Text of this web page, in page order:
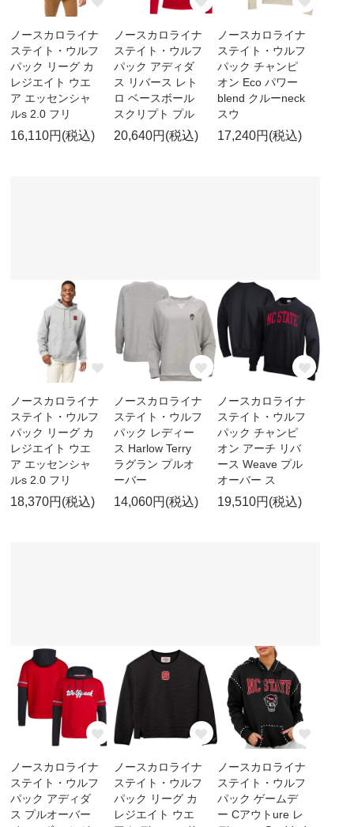
ノースカロライナ
ステイト・ウルフ
パック リーグ カ
レジエイト ウエ
ア エッセンシャ
ルs 2.0 フリ
16,110円(税込)
ノースカロライナ
ステイト・ウルフ
パック アディダ
ス リバース レト
ロ ベースボール
スクリプト プル
20,640円(税込)
ノースカロライナ
ステイト・ウルフ
パック チャンピ
オン Eco パワー
blend クルーneck
スウ
17,240円(税込)
ノースカロライナ
ステイト・ウルフ
パック リーグ カ
レジエイト ウエ
ア エッセンシャ
ルs 2.0 フリ
18,370円(税込)
ノースカロライナ
ステイト・ウルフ
パック レディー
ス Harlow Terry
ラグラン プルオ
ーバー
14,060円(税込)
ノースカロライナ
ステイト・ウルフ
パック チャンピ
オン アーチ リバ
ース Weave プル
オーバー ス
19,510円(税込)
ノースカロライナ
ステイト・ウルフ
パック アディダ
ス プルオーバー
ノースカロライナ
ステイト・ウルフ
パック リーグ カ
レジエイト ウエ
ノースカロライナ
ステイト・ウルフ
パック ゲームデ
ー Cアウトure レ